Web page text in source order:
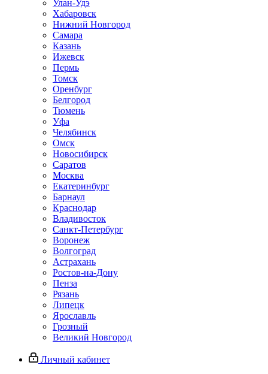
Улан-Удэ
Хабаровск
Нижний Новгород
Самара
Казань
Ижевск
Пермь
Томск
Оренбург
Белгород
Тюмень
Уфа
Челябинск
Омск
Новосибирск
Саратов
Москва
Екатеринбург
Барнаул
Краснодар
Владивосток
Санкт-Петербург
Воронеж
Волгоград
Астрахань
Ростов-на-Дону
Пенза
Рязань
Липецк
Ярославль
Грозный
Великий Новгород
Личный кабинет